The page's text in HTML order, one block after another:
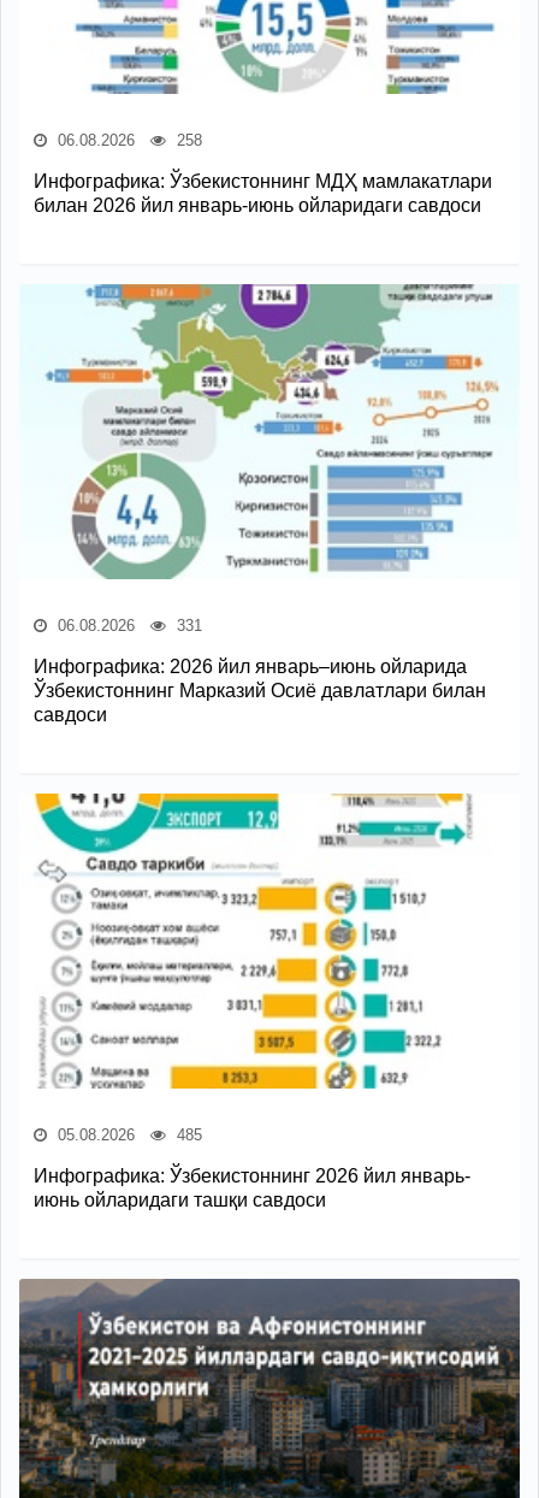
06.08.2026 258
Инфографика: Ўзбекистоннинг МДҲ мамлакатлари
билан 2026 йил январь-июнь ойларидаги савдоси
06.08.2026 331
Инфографика: 2026 йил январь–июнь ойларида
Ўзбекистоннинг Марказий Осиё давлатлари билан
савдоси
05.08.2026 485
Инфографика: Ўзбекистоннинг 2026 йил январь-
июнь ойларидаги ташқи савдоси